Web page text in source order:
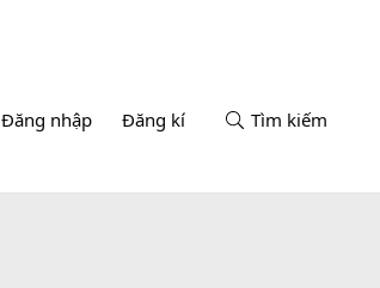
Đăng nhập Đăng kí Tìm kiếm